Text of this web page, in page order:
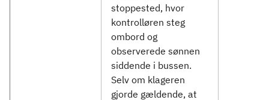
stoppested, hvor
kontrolløren steg
ombord og
observerede sønnen
siddende i bussen.
Selv om klageren
gjorde gældende, at